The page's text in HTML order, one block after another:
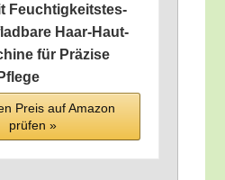
Feuch­tig­keits­tes­
Haar-Haut-
für Prä­zi­se
Preis auf Ama­zon
prü­fen »